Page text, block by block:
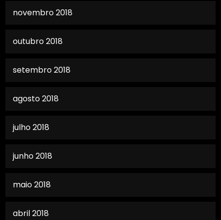
novembro 2018
outubro 2018
setembro 2018
agosto 2018
julho 2018
junho 2018
maio 2018
abril 2018